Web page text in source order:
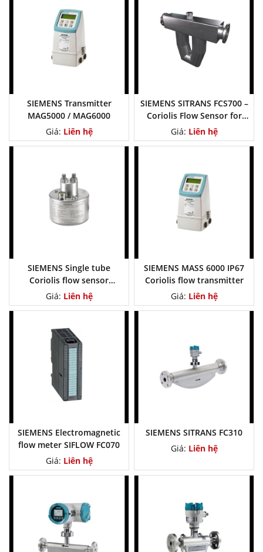
SIEMENS Transmitter
MAG5000 / MAG6000
Giá: Liên hệ
SIEMENS SITRANS FCS700 –
Coriolis Flow Sensor for
Large Pipes and High Flow
Rates
Giá: Liên hệ
SIEMENS Single tube
Coriolis flow sensor
SITRANS FC MASS 2100 DI
1,5 with Electromagnetic
FCT030 and SIFLOW FC070
Giá: Liên hệ
SIEMENS MASS 6000 IP67
Coriolis flow transmitter
Giá: Liên hệ
SIEMENS Electromagnetic
flow meter SIFLOW FC070
Giá: Liên hệ
SIEMENS SITRANS FC310
Giá: Liên hệ